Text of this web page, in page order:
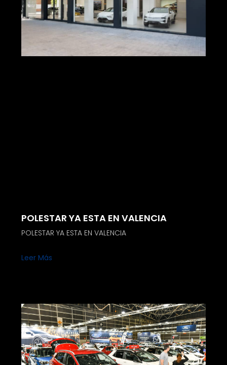
POLESTAR YA ESTA EN VALENCIA
POLESTAR YA ESTA EN VALENCIA
Leer Más